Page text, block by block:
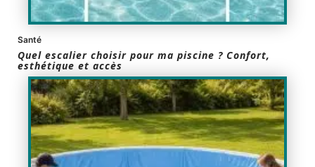
Santé
Quel escalier choisir pour ma piscine ? Confort,
esthétique et accès